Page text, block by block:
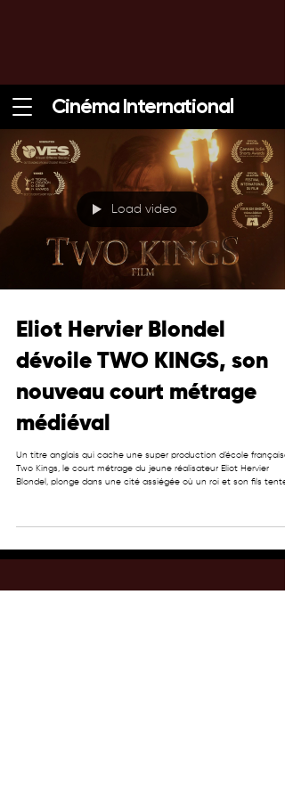
Cinéma International
Load video
Eliot Hervier Blondel
dévoile TWO KINGS, son
nouveau court métrage
médiéval
Un titre anglais qui cache une super production d’école
Two Kings, le court métrage du jeune réalisateur Eliot Hervier
Blondel, plonge dans une cité assiégée où un roi et son fils
du Seigne